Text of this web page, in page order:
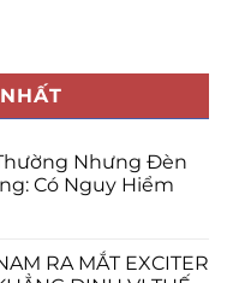
Nhưng Đèn
Có Nguy Hiểm
RA MẮT EXCITER